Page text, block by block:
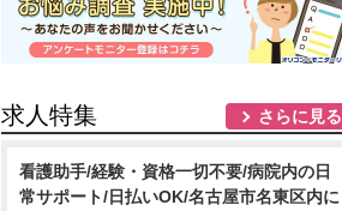
求人特集 さらに見る
看護助手/経験・資格一切不要/病院内の日
常サポート/日払いOK/名古屋市名東区内に